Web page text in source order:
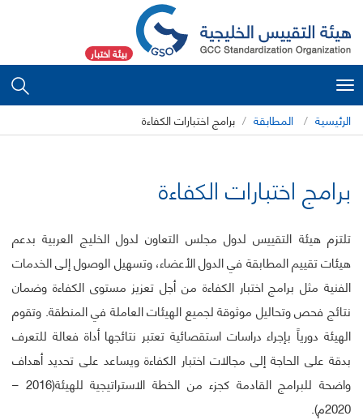
بيئة اختبار
Toggle
navigation
الرئيسية المطابقة برامج اختبارات الكفاءة
برامج اختبارات الكفاءة
تلتزم هيئة التقييس لدول مجلس التعاون لدول الخليج العربية بدعم
هيئات تقييم المطابقة في الدول الأعضاء، وتسهيل الوصول إلى الخدمات
الفنية مثل برامج اختبار الكفاءة من أجل تعزيز مستوى الكفاءة وضمان
نتائج فحص وتحاليل موثوقة لجميع الهيئات العاملة في المنطقة. وتقوم
الهيئة دورياً بإجراء دراسات استقصائية تعتبر نتائجها أداة فعالة للتعرف
بدقة على الحاجة إلى مجالات اختبار الكفاءة ويساعد على تحديد أهداف
واضحة للبرامج القادمة كجزء من الخطة الاستراتيجية للهيئة(2016 –
2020م).